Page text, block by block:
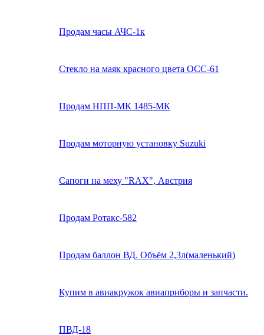
Продам часы АЧС-1к
Стекло на маяк красного цвета ОСС-61
Продам НПП-МК 1485-МК
Продам моторную установку Suzuki
Сапоги на меху "RAX", Австрия
Продам Ротакс-582
Продам баллон ВД. Объём 2,3л(маленький)
Купим в авиакружок авиаприборы и запчасти.
ПВД-18